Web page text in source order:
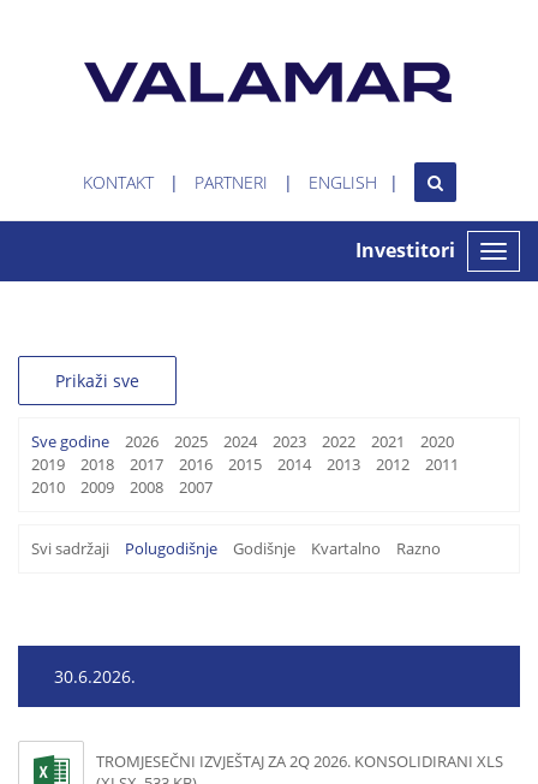
KONTAKT PARTNERI ENGLISH
Toggle
Investitori
Prikaži sve
Sve godine 2026 2025 2024 2023 2022 2021
2020
2019
2018 2017 2016 2015 2014 2013 2012
2011
2010
2009 2008 2007
Svi sadržaji Polugodišnje Godišnje Kvartalno Razno
30.6.2026.
TROMJESEČNI IZVJEŠTAJ ZA 2Q 2026. KONSOLIDIRANI XLS